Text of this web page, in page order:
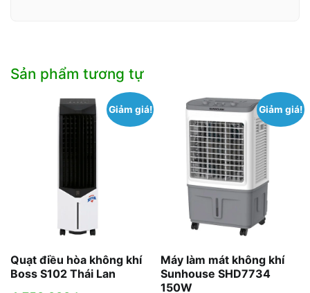
Sản phẩm tương tự
Giảm giá!
Quạt điều hòa không khí
Boss S102 Thái Lan
Giảm giá!
Máy làm mát không khí
Sunhouse SHD7734
150W